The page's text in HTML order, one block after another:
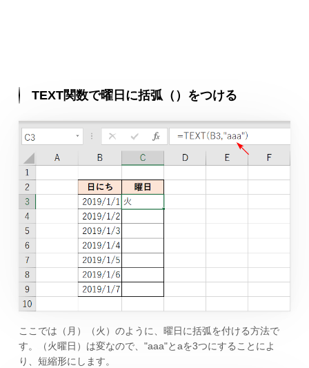
TEXT関数で曜日に括弧（）をつける
ここでは（月）（火）のように、曜日に括弧を付ける方法で
す。（火曜日）は変なので、"aaa"とaを3つにすることによ
り、短縮形にします。